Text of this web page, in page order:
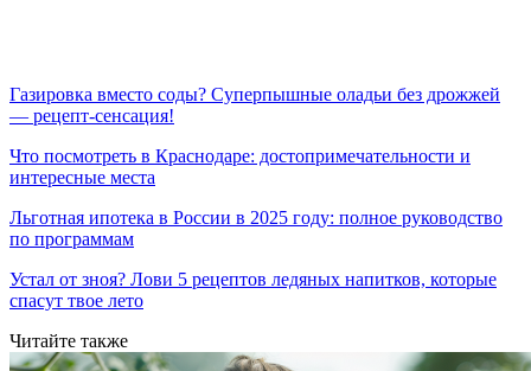
Газировка вместо соды? Суперпышные оладьи без дрожжей
— рецепт-сенсация!
Что посмотреть в Краснодаре: достопримечательности и
интересные места
Льготная ипотека в России в 2025 году: полное руководство
по программам
Устал от зноя? Лови 5 рецептов ледяных напитков, которые
спасут твое лето
Читайте также